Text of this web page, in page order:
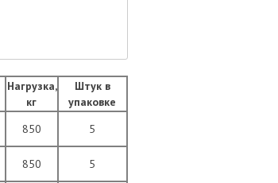
Нагрузка,
кг
Штук в
упаковке
850
5
850
5